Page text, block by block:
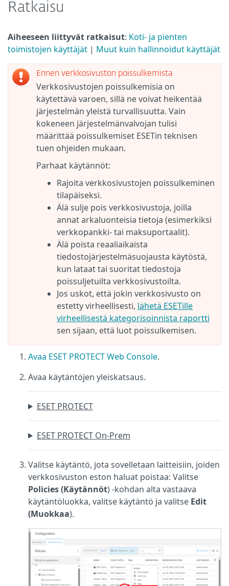
Ratkaisu
Aiheeseen liittyvät ratkaisut: Koti- ja pienten
toimistojen käyttäjät | Muut kuin hallinnoidut käyttäjät
Ennen verkkosivuston poissulkemista
Verkkosivustojen poissulkemisia on
käytettävä varoen, sillä ne voivat heikentää
järjestelmän yleistä turvallisuutta. Vain
kokeneen järjestelmänvalvojan tulisi
määrittää poissulkemiset ESETin teknisen
tuen ohjeiden mukaan.
Parhaat käytännöt:
Rajoita verkkosivustojen poissulkeminen
tilapäiseksi.
Älä sulje pois verkkosivustoja, joilla
annat arkaluonteisia tietoja (esimerkiksi
verkkopankki- tai maksuportaalit).
Älä poista reaaliaikaista
tiedostojärjestelmäsuojausta käytöstä,
kun lataat tai suoritat tiedostoja
poissuljetuilta verkkosivustoilta.
Jos uskot, että jokin verkkosivusto on
estetty virheellisesti, lähetä ESETille
virheellisestä kategorisoinnista raportti
sen sijaan, että luot poissulkemisen.
Avaa ESET PROTECT Web Console.
Avaa käytäntöjen yleiskatsaus.
ESET PROTECT
ESET PROTECT On-Prem
Valitse käytäntö, jota sovelletaan laitteisiin, joiden
verkkosivuston eston haluat poistaa: Valitse
Policies (Käytännöt) -kohdan alta vastaava
käytäntöluokka, valitse käytäntö ja valitse Edit
(Muokkaa).